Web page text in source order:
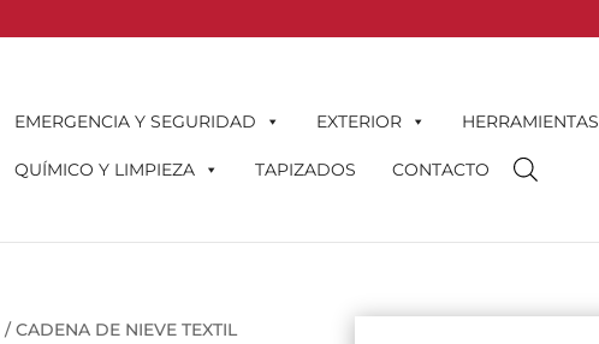
EMERGENCIA Y SEGURIDAD EXTERIOR HERRAMIENTAS
QUÍMICO Y LIMPIEZA TAPIZADOS CONTACTO
/ CADENA DE NIEVE TEXTIL